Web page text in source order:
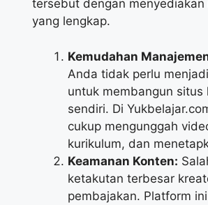
tersebut dengan
yang lengkap.
Kemudahan
Anda tidak perlu
untuk membangun situs
sendiri. Di
cukup mengunggah
kurikulum, dan
Keamanan Konten:
ketakutan terbesar
pembajakan. Platform